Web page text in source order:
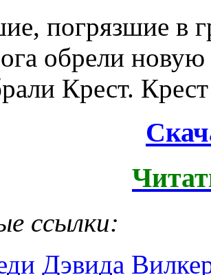
погрязшие в
обрели
Крест.
ссылки:
Дэвида